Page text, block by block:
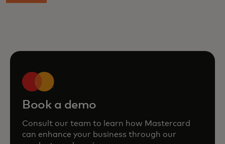
Book a demo
Consult our team to learn how Mastercard
can enhance your business through our